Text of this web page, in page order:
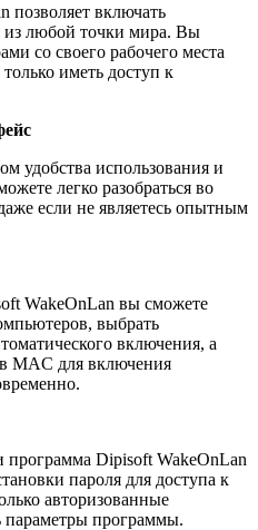
позволяет включать
из любой точки мира. Вы
со своего рабочего места
иметь доступ к
удобства использования и
легко разобраться во
если не являетесь опытным
WakeOnLan вы сможете
выбрать
включения, а
MAC для включения
программа Dipisoft WakeOnLan
пароля для доступа к
авторизованные
параметры программы.